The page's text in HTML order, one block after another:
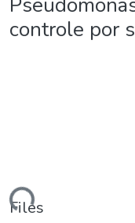
controle por
Files